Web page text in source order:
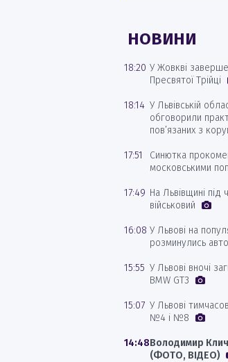
НОВИНИ
18:20 У Жовкві
Пресвятої Трійці
18:14 У Львівській
обговорили
пов’язаних з
17:51
Синютка
московськими
17:49 На Львівщині під
військовий
16:08 У Львові на
розминулись
15:55 У Львові вночі
BMW GT3
15:07 У Львові
№4 і №8
14:48Володимир
(ФОТО, ВІДЕО)